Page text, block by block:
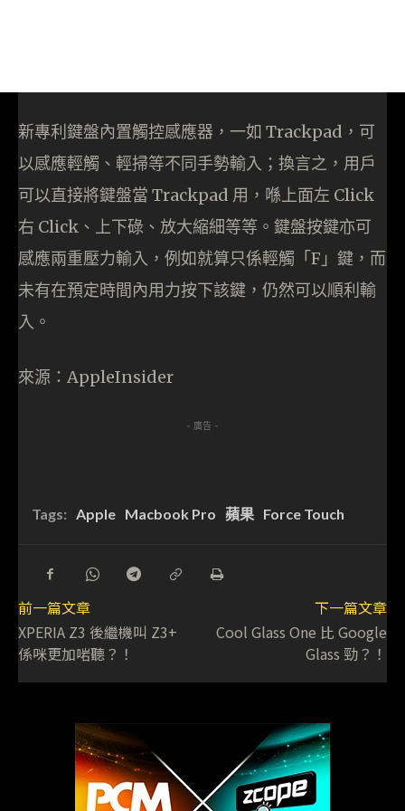
新專利鍵盤內置觸控感應器，一如 Trackpad，可
以感應輕觸、輕掃等不同手勢輸入；換言之，用戶
可以直接將鍵盤當 Trackpad 用，喺上面左 Click
右 Click、上下碌、放大縮細等等。鍵盤按鍵亦可
感應兩重壓力輸入，例如就算只係輕觸「F」鍵，而
未有在預定時間內用力按下該鍵，仍然可以順利輸
入。
來源：AppleInsider
- 廣告 -
Tags: Apple Macbook Pro 蘋果 Force Touch
前一篇文章
XPERIA Z3 後繼機叫 Z3+
係咪更加啱聽？！
下一篇文章
Cool Glass One 比 Google
Glass 勁？！